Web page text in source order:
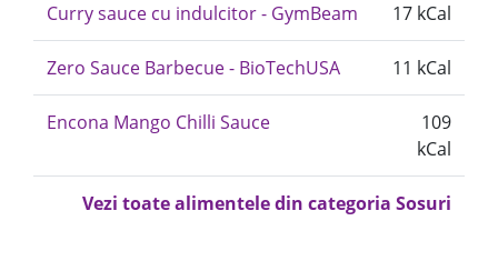
Curry sauce cu indulcitor - GymBeam 17 kCal
Zero Sauce Barbecue - BioTechUSA 11 kCal
Encona Mango Chilli Sauce
109
kCal
Vezi toate alimentele din categoria Sosuri